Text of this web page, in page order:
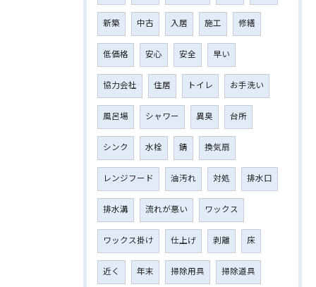
新築 中古 入居 施工 修繕
低価格 安心 安全 早い
協力会社 住居 トイレ お手洗い
風呂場 シャワー 異臭 台所
シンク 水栓 錆 換気扇
レンジフード 油汚れ 対処 排水口
排水溝 流れが悪い ワックス
ワックス掛け 仕上げ 剥離 床
近く 年末 掃除用具 掃除道具